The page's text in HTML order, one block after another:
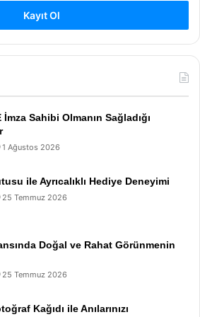
Kayıt Ol
İmza Sahibi Olmanın Sağladığı
1 Ağustos 2026
ile Ayrıcalıklı Hediye Deneyimi
25 Temmuz 2026
Doğal ve Rahat Görünmenin
25 Temmuz 2026
Kağıdı ile Anılarınızı